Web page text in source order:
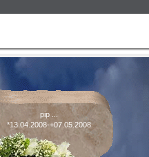
pip ...
*13.04.2008-+07.05.2008